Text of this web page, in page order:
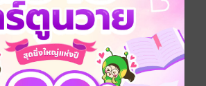
งอื่นๆ ของตำหนักไร้ต์รักได้ที่
index.php?
ตำหนักไร้ต์